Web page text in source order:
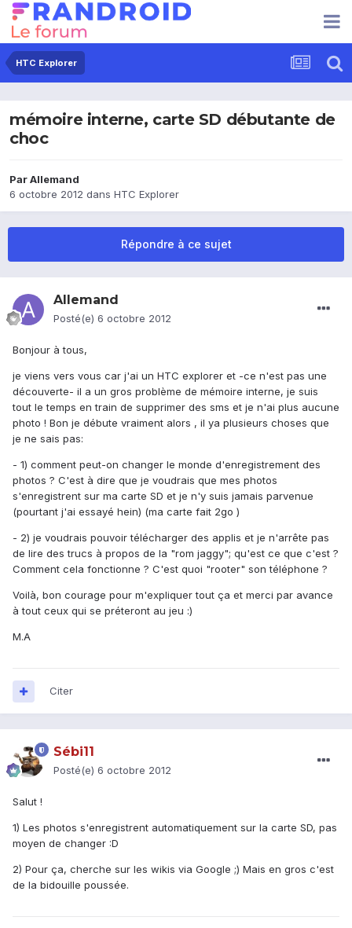
HTC Explorer
mémoire interne, carte SD débutante de
choc
ParAllemand
6 octobre 2012 dans HTC Explorer
Répondre à ce sujet
Allemand
Posté(e) 6 octobre 2012
Bonjour à tous,
je viens vers vous car j'ai un HTC explorer et -ce n'est pas une
découverte- il a un gros problème de mémoire interne, je suis
tout le temps en train de supprimer des sms et je n'ai plus aucune
photo ! Bon je débute vraiment alors , il ya plusieurs choses que
je ne sais pas:
- 1) comment peut-on changer le monde d'enregistrement des
photos ? C'est à dire que je voudrais que mes photos
s'enregistrent sur ma carte SD et je n'y suis jamais parvenue
(pourtant j'ai essayé hein) (ma carte fait 2go )
- 2) je voudrais pouvoir télécharger des applis et je n'arrête pas
de lire des trucs à propos de la "rom jaggy"; qu'est ce que c'est ?
Comment cela fonctionne ? C'est quoi "rooter" son téléphone ?
Voilà, bon courage pour m'expliquer tout ça et merci par avance
à tout ceux qui se préteront au jeu :)
M.A
Citer
Sébi11
Posté(e) 6 octobre 2012
Salut !
1) Les photos s'enregistrent automatiquement sur la carte SD, pas
moyen de changer :D
2) Pour ça, cherche sur les wikis via Google ;) Mais en gros c'est
de la bidouille poussée.